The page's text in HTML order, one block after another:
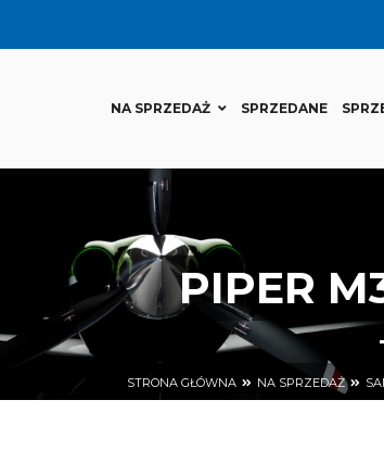
NA SPRZEDAŻ SPRZEDANE
PIPER
STRONA GŁÓWNA NA SPRZEDAŻ